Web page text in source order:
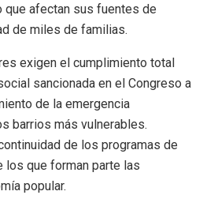
afectan sus fuentes de
de miles de familias.
exigen el cumplimiento total
sancionada en el Congreso a
de la emergencia
barrios más vulnerables.
de los programas de
los que forman parte las
popular.